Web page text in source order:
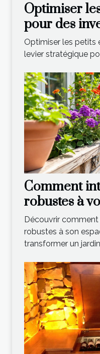
Optimiser
pour des
rentables
Optimiser les petits
levier stratégique
Comment
robustes à
extérieur ?
Découvrir
robustes à son
transformer un